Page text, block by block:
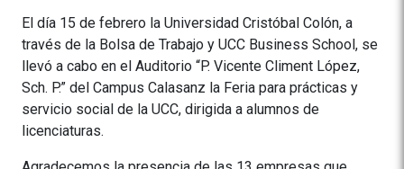
El día 15 de febrero la Universidad Cristóbal Colón, a
través de la Bolsa de Trabajo y UCC Business School, se
llevó a cabo en el Auditorio “P. Vicente Climent López,
Sch. P.” del Campus Calasanz la Feria para prácticas y
servicio social de la UCC, dirigida a alumnos de
licenciaturas.